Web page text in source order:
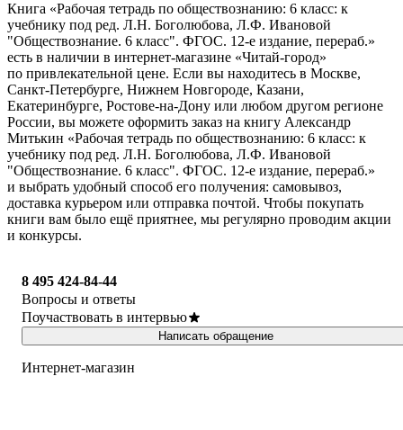
Книга «Рабочая тетрадь по обществознанию: 6 класс: к
учебнику под ред. Л.Н. Боголюбова, Л.Ф. Ивановой
"Обществознание. 6 класс". ФГОС. 12-е издание, перераб.»
есть в наличии в интернет-магазине «Читай-город»
по привлекательной цене. Если вы находитесь в Москве,
Санкт-Петербурге, Нижнем Новгороде, Казани,
Екатеринбурге, Ростове-на-Дону или любом другом регионе
России, вы можете оформить заказ на книгу Александр
Митькин «Рабочая тетрадь по обществознанию: 6 класс: к
учебнику под ред. Л.Н. Боголюбова, Л.Ф. Ивановой
"Обществознание. 6 класс". ФГОС. 12-е издание, перераб.»
и выбрать удобный способ его получения: самовывоз,
доставка курьером или отправка почтой. Чтобы покупать
книги вам было ещё приятнее, мы регулярно проводим акции
и конкурсы.
8 495 424-84-44
Вопросы и ответы
Поучаствовать в интервью
Написать обращение
Интернет-магазин